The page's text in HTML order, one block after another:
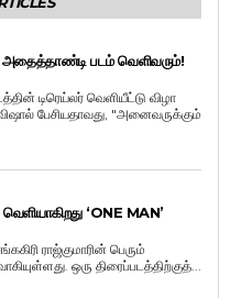
அதைத்தாண்டி படம் வெளிவரும்!
டிரெய்லர் வெளியீட்டு விழா
‘ONE MAN’
ராஜ்குமாரின் பெரும்
ஒரு திரைப்படத்திற்குத்...